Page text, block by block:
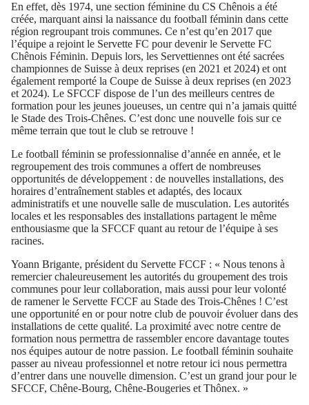
En effet, dès 1974, une section féminine du CS Chênois a été
créée, marquant ainsi la naissance du football féminin dans cette
région regroupant trois communes. Ce n’est qu’en 2017 que
l’équipe a rejoint le Servette FC pour devenir le Servette FC
Chênois Féminin. Depuis lors, les Servettiennes ont été sacrées
championnes de Suisse à deux reprises (en 2021 et 2024) et ont
également remporté la Coupe de Suisse à deux reprises (en 2023
et 2024). Le SFCCF dispose de l’un des meilleurs centres de
formation pour les jeunes joueuses, un centre qui n’a jamais quitté
le Stade des Trois-Chênes. C’est donc une nouvelle fois sur ce
même terrain que tout le club se retrouve !
Le football féminin se professionnalise d’année en année, et le
regroupement des trois communes a offert de nombreuses
opportunités de développement : de nouvelles installations, des
horaires d’entraînement stables et adaptés, des locaux
administratifs et une nouvelle salle de musculation. Les autorités
locales et les responsables des installations partagent le même
enthousiasme que la SFCCF quant au retour de l’équipe à ses
racines.
Yoann Brigante, président du Servette FCCF : « Nous tenons à
remercier chaleureusement les autorités du groupement des trois
communes pour leur collaboration, mais aussi pour leur volonté
de ramener le Servette FCCF au Stade des Trois-Chênes ! C’est
une opportunité en or pour notre club de pouvoir évoluer dans des
installations de cette qualité. La proximité avec notre centre de
formation nous permettra de rassembler encore davantage toutes
nos équipes autour de notre passion. Le football féminin souhaite
passer au niveau professionnel et notre retour ici nous permettra
d’entrer dans une nouvelle dimension. C’est un grand jour pour le
SFCCF, Chêne-Bourg, Chêne-Bougeries et Thônex. »